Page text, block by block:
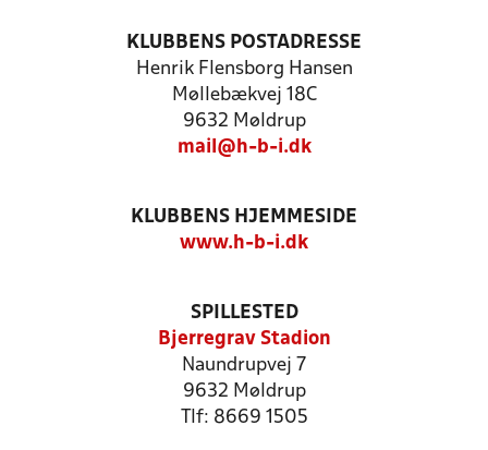
KLUBBENS POSTADRESSE
Henrik Flensborg Hansen
Møllebækvej 18C
9632 Møldrup
mail@h-b-i.dk
KLUBBENS HJEMMESIDE
www.h-b-i.dk
SPILLESTED
Bjerregrav Stadion
Naundrupvej 7
9632 Møldrup
Tlf: 8669 1505